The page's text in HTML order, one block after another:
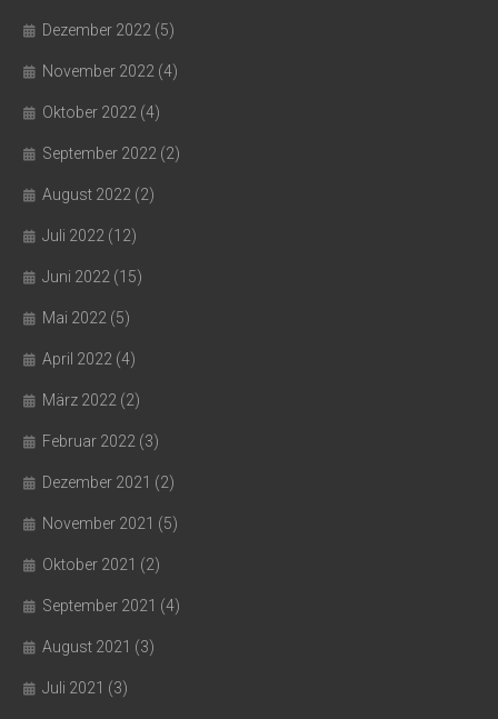
Dezember 2022 (5)
November 2022 (4)
Oktober 2022 (4)
September 2022 (2)
August 2022 (2)
Juli 2022 (12)
Juni 2022 (15)
Mai 2022 (5)
April 2022 (4)
März 2022 (2)
Februar 2022 (3)
Dezember 2021 (2)
November 2021 (5)
Oktober 2021 (2)
September 2021 (4)
August 2021 (3)
Juli 2021 (3)